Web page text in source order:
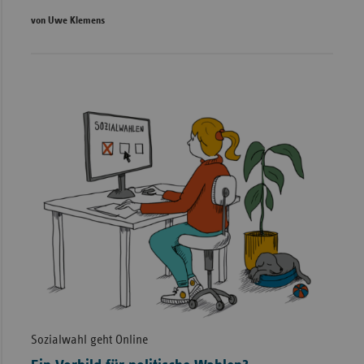
von Uwe Klemens
Sozialwahl geht Online